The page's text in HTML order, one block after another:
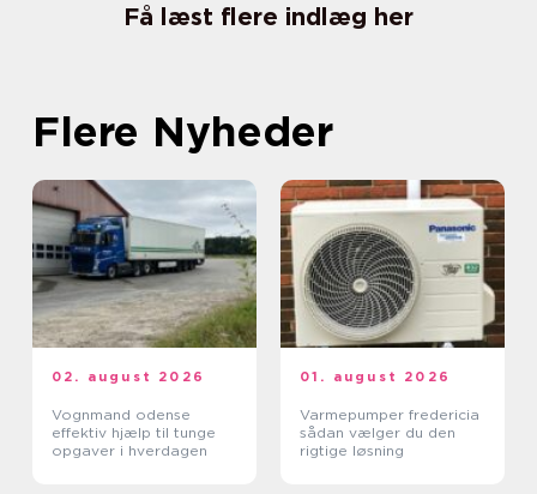
Få læst flere indlæg her
Flere Nyheder
02. august 2026
Vognmand odense
effektiv hjælp til tunge
opgaver i hverdagen
01. august 2026
Varmepumper fredericia
sådan vælger du den
rigtige løsning